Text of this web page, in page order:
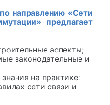
направлению «Сети
предлагает
аспекты;
законодательные и
на практике;
сети связи и